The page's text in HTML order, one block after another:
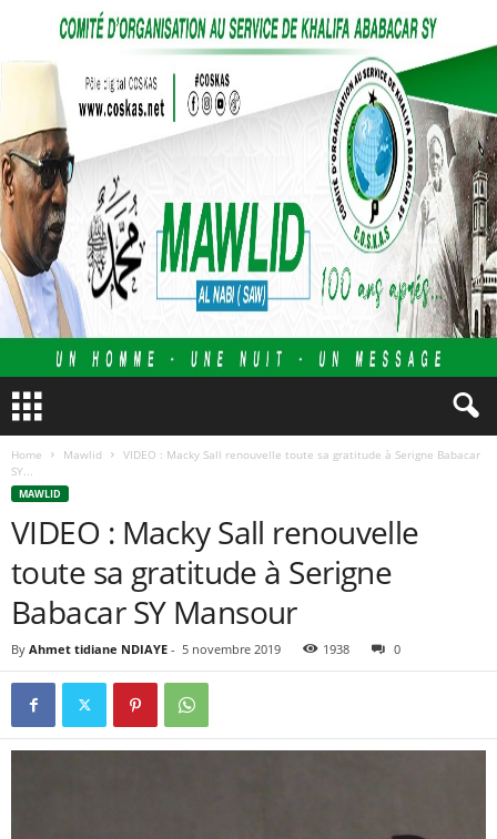
Home Mawlid
VIDEO : Macky Sall renouvelle toute sa gratitude à Serigne Babacar
SY...
MAWLID
VIDEO : Macky Sall renouvelle
toute sa gratitude à Serigne
Babacar SY Mansour
By Ahmet tidiane NDIAYE - 5 novembre 2019 1938 0